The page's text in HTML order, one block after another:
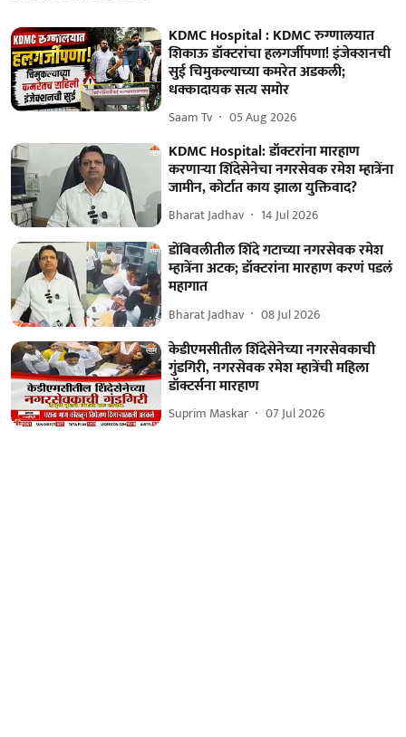
KDMC Hospital : KDMC रुग्णालयात
शिकाऊ डॉक्टरांचा हलगर्जीपणा! इंजेक्शनची
सुई चिमुकल्याच्या कमरेत अडकली;
धक्कादायक सत्य समोर
Saam Tv 05 Aug 2026
KDMC Hospital: डॉक्टरांना मारहाण
करणाऱ्या शिंदेसेनेचा नगरसेवक रमेश म्हात्रेंना
जामीन, कोर्टात काय झाला युक्तिवाद?
Bharat Jadhav 14 Jul 2026
डोंबिवलीतील शिंदे गटाच्या नगरसेवक रमेश
म्हात्रेंना अटक; डॉक्टरांना मारहाण करणं पडलं
महागात
Bharat Jadhav 08 Jul 2026
केडीएमसीतील शिंदेसेनेच्या नगरसेवकाची
गुंडगिरी, नगरसेवक रमेश म्हात्रेंची महिला
डॉक्टर्सना मारहाण
Suprim Maskar 07 Jul 2026